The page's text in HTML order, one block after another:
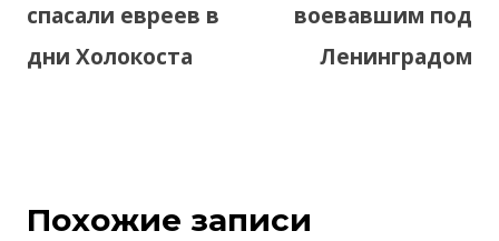
спасали евреев в
дни Холокоста
воевавшим под
Ленинградом
Похожие записи